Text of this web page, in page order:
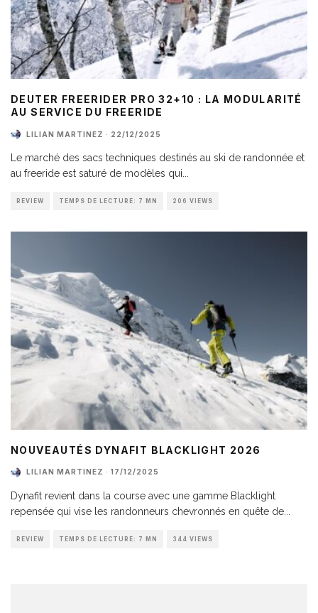
DEUTER FREERIDER PRO 32+10 : LA MODULARITÉ
AU SERVICE DU FREERIDE
LILIAN MARTINEZ · 22/12/2025
Le marché des sacs techniques destinés au ski de randonnée et
au freeride est saturé de modèles qui
REVIEW TEMPS DE LECTURE: 7 MN 206 VIEWS
NOUVEAUTÉS DYNAFIT BLACKLIGHT 2026
LILIAN MARTINEZ · 17/12/2025
Dynafit revient dans la course avec une gamme Blacklight
repensée qui vise les randonneurs chevronnés en quête de
REVIEW TEMPS DE LECTURE: 7 MN 344 VIEWS